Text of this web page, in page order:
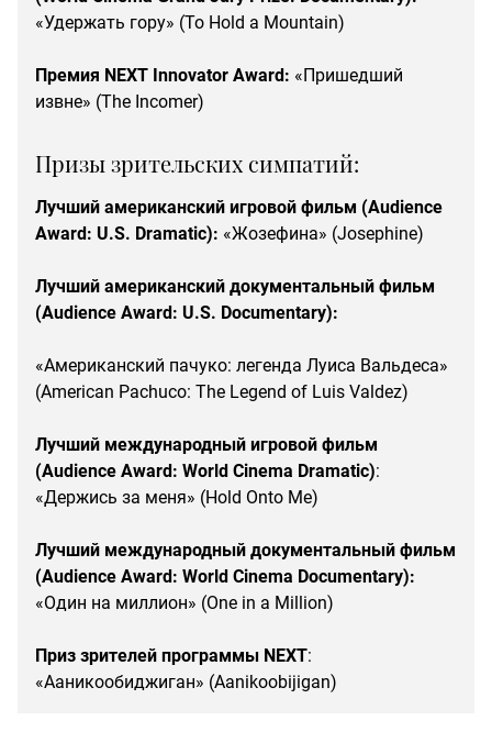
«Удержать гору» (To Hold a Mountain)
Премия NEXT Innovator Award: «Пришедший
извне» (The Incomer)
Призы зрительских симпатий:
Лучший американский игровой фильм (Audience
Award: U.S. Dramatic): «Жозефина» (Josephine)
Лучший американский документальный фильм
(Audience Award: U.S. Documentary):
«Американский пачуко: легенда Луиса Вальдеса»
(American Pachuco: The Legend of Luis Valdez)
Лучший международный игровой фильм
(Audience Award: World Cinema Dramatic):
«Держись за меня» (Hold Onto Me)
Лучший международный документальный фильм
(Audience Award: World Cinema Documentary):
«Один на миллион» (One in a Million)
Приз зрителей программы NEXT:
«Ааникообиджиган» (Aanikoobijigan)